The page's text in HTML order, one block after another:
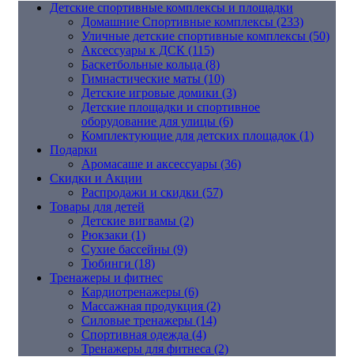
Детские спортивные комплексы и площадки
Домашние Спортивные комплексы (233)
Уличные детские спортивные комплексы (50)
Аксессуары к ДСК (115)
Баскетбольные кольца (8)
Гимнастические маты (10)
Детские игровые домики (3)
Детские площадки и спортивное
оборудование для улицы (6)
Комплектующие для детских площадок (1)
Подарки
Аромасаше и аксессуары (36)
Скидки и Акции
Распродажи и скидки (57)
Товары для детей
Детские вигвамы (2)
Рюкзаки (1)
Сухие бассейны (9)
Тюбинги (18)
Тренажеры и фитнес
Кардиотренажеры (6)
Массажная продукция (2)
Силовые тренажеры (14)
Спортивная одежда (4)
Тренажеры для фитнеса (2)